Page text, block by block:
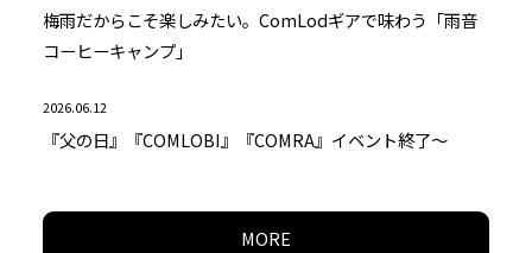
梅雨だからこそ楽しみたい。ComLodギアで味わう「雨音
コーヒーキャンプ」
2026.06.12
『父の日』『COMLOBI』『COMRA』イベント終了～
MORE